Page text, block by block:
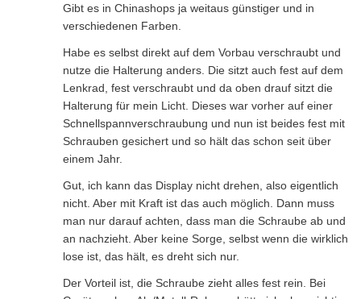
Gibt es in Chinashops ja weitaus günstiger und in
verschiedenen Farben.
Habe es selbst direkt auf dem Vorbau verschraubt und
nutze die Halterung anders. Die sitzt auch fest auf dem
Lenkrad, fest verschraubt und da oben drauf sitzt die
Halterung für mein Licht. Dieses war vorher auf einer
Schnellspannverschraubung und nun ist beides fest mit
Schrauben gesichert und so hält das schon seit über
einem Jahr.
Gut, ich kann das Display nicht drehen, also eigentlich
nicht. Aber mit Kraft ist das auch möglich. Dann muss
man nur darauf achten, dass man die Schraube ab und
an nachzieht. Aber keine Sorge, selbst wenn die wirklich
lose ist, das hält, es dreht sich nur.
Der Vorteil ist, die Schraube zieht alles fest rein. Bei